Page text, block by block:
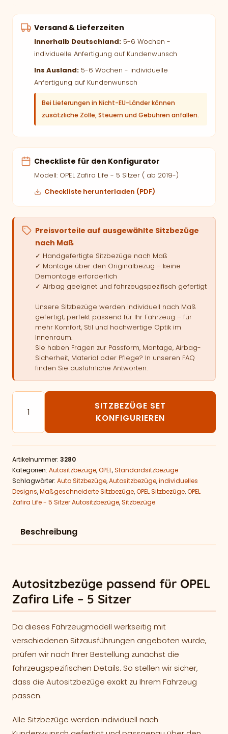
Versand & Lieferzeiten
Innerhalb Deutschland: 5-6 Wochen -
individuelle Anfertigung auf Kundenwunsch
Ins Ausland: 5-6 Wochen - individuelle
Anfertigung auf Kundenwunsch
Bei Lieferungen in Nicht-EU-Länder können
zusätzliche Zölle, Steuern und Gebühren anfallen.
Checkliste für den Konfigurator
Modell: OPEL Zafira Life - 5 Sitzer ( ab 2019-)
Checkliste herunterladen (PDF)
Preisvorteile auf ausgewählte Sitzbezüge
nach Maß
✓ Handgefertigte Sitzbezüge nach Maß
✓ Montage über den Originalbezug – keine
Demontage erforderlich
✓ Airbag geeignet und fahrzeugspezifisch gefertigt
Unsere Sitzbezüge werden individuell nach Maß
gefertigt, perfekt passend für Ihr Fahrzeug – für
mehr Komfort, Stil und hochwertige Optik im
Innenraum.
Sie haben Fragen zur Passform, Montage, Airbag-
Sicherheit, Material oder Pflege? In unseren FAQ
finden Sie ausführliche Antworten.
Autositzbezüge passend für OPEL Zafira Life - 5 Sitzer
SITZBEZÜGE SET
KONFIGURIEREN
Artikelnummer: 3280
Kategorien: Autositzbezüge,OPEL,Standardsitzbezüge
Schlagwörter: Auto Sitzbezüge,Autositzbezüge,individuelles
Designs,Maßgeschneiderte Sitzbezüge,OPEL Sitzbezüge,OPEL
Zafira Life - 5 Sitzer Autositzbezüge,Sitzbezüge
Beschreibung
Autositzbezüge passend für OPEL
Zafira Life – 5 Sitzer
Da dieses Fahrzeugmodell werkseitig mit
verschiedenen Sitzausführungen angeboten wurde,
prüfen wir nach Ihrer Bestellung zunächst die
fahrzeugspezifischen Details. So stellen wir sicher,
dass die Autositzbezüge exakt zu Ihrem Fahrzeug
passen.
Alle Sitzbezüge werden individuell nach